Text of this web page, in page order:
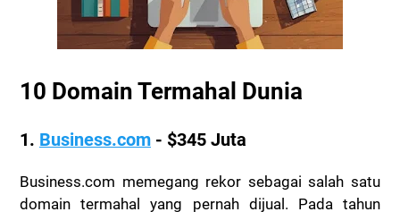
10 Domain Termahal Dunia
1. Business.com - $345 Juta
Business.com memegang rekor sebagai salah satu
domain termahal yang pernah dijual. Pada tahun